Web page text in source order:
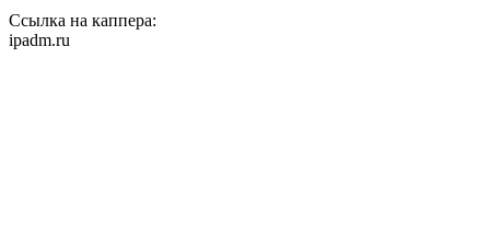
Ссылка на каппера:
ipadm.ru